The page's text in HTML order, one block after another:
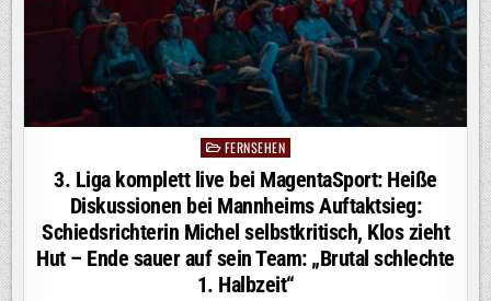
Posted
in
FERNSEHEN
3. Liga komplett live bei MagentaSport: Heiße
Diskussionen bei Mannheims Auftaktsieg:
Schiedsrichterin Michel selbstkritisch, Klos zieht
Hut – Ende sauer auf sein Team: „Brutal schlechte
1. Halbzeit“